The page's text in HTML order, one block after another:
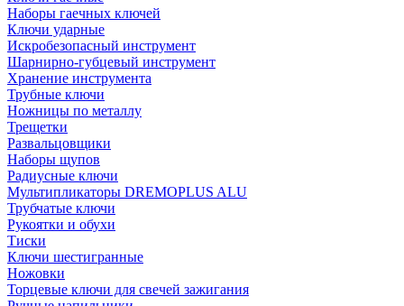
Наборы гаечных ключей
Ключи ударные
Искробезопасный инструмент
Шарнирно-губцевый инструмент
Хранение инструмента
Трубные ключи
Ножницы по металлу
Трещетки
Развальцовщики
Наборы щупов
Радиусные ключи
Мультипликаторы DREMOPLUS ALU
Трубчатые ключи
Рукоятки и обухи
Тиски
Ключи шестигранные
Ножовки
Торцевые ключи для свечей зажигания